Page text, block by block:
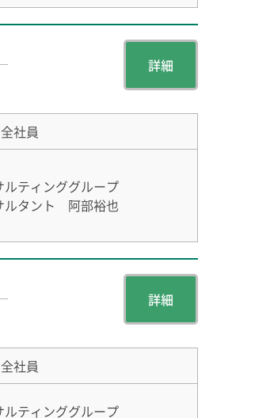
詳細
全社員
ルティンググループ
ルタント 阿部裕也
詳細
全社員
ルティンググループ